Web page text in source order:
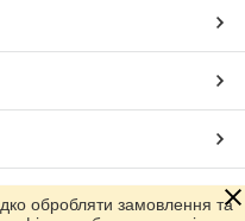
Prom.ua
обробляти замовлення та